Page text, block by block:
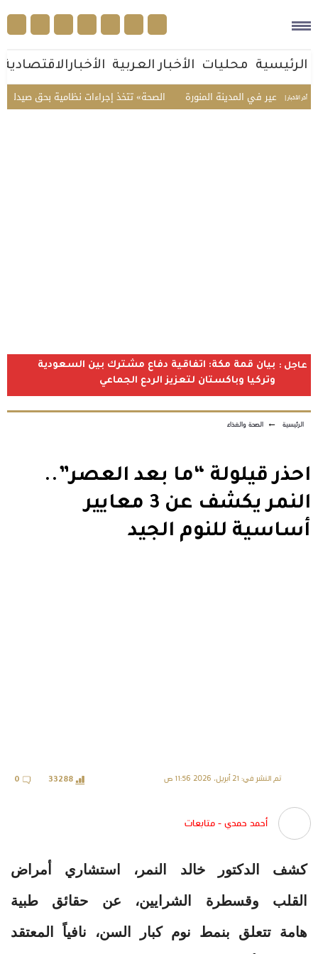
الرئيسية محليات الأخبار العربية الأخبارالاقتصادية
أخر الأخبار | «الصحة» تتخذ إجراءات نظامية بحق صيدلي في في المدينة المنورة
عاجل : بيان قمة مكة: اتفاقية دفاع مشترك بين السعودية
وتركيا وباكستان لتعزيز الردع الجماعي
الرئيسية ← الصحة والغذاء
احذر قيلولة “ما بعد العصر”..
النمر يكشف عن 3 معايير
أساسية للنوم الجيد
تم النشر في: 21 أبريل، 2026 11:56 ص 33288
0
أحمد حمدي - متابعات
كشف الدكتور خالد النمر، استشاري أمراض
القلب وقسطرة الشرايين، عن حقائق طبية
هامة تتعلق بنمط نوم كبار السن، نافياً المعتقد